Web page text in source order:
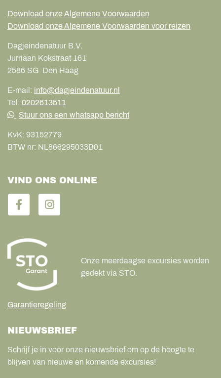
Download onze Algemene Voorwaarden
Download onze Algemene Voorwaarden voor reizen
Dagjeindenatuur B.V.
Jurriaan Kokstraat 161
2586 SG Den Haag
E-mail: info@dagjeindenatuur.nl
Tel: 0202613511
Stuur ons een whatsapp bericht
KvK: 93152779
BTW nr: NL866295033B01
VIND ONS ONLINE
Garantieregeling
Onze meerdaagse excursies worden
gedekt via STO.
NIEUWSBRIEF
Schrijf je in voor onze nieuwsbrief om op de hoogte te
blijven van nieuwe en komende excursies!